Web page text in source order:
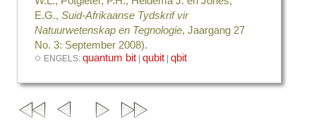
E.G.,Suid-Afrikaanse Tydskrif vir
Natuurwetenskap en Tegnologie, Jaargang 27
No. 3: September 2008).
◌ ENGELS:quantum bit |qubit |qbit